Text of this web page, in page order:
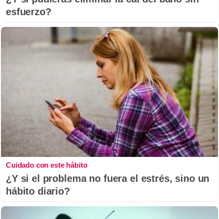
esfuerzo?
Cuidado con este hábito
¿Y si el problema no fuera el estrés, sino un
hábito diario?